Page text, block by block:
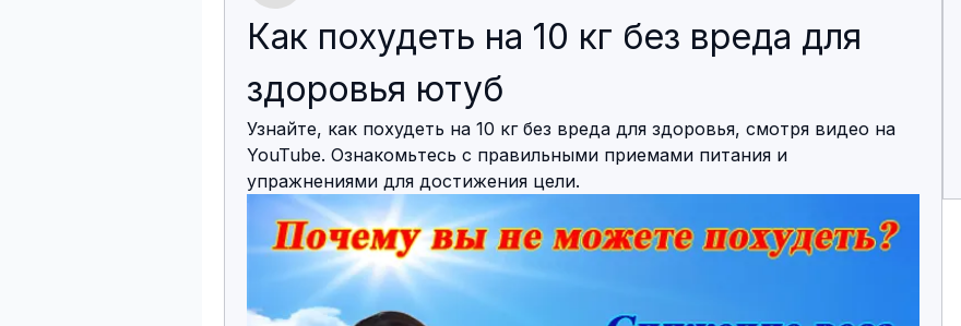
Как похудеть на 10 кг без вреда для
здоровья ютуб
Узнайте, как похудеть на 10 кг без вреда для здоровья, смотря видео на
YouTube. Ознакомьтесь с правильными приемами питания и
упражнениями для достижения цели.